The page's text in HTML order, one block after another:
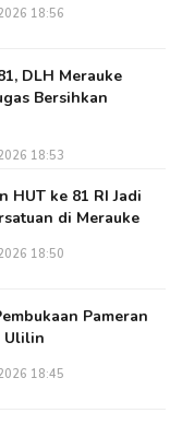
18:56
DLH Merauke
Bersihkan
18:53
HUT ke 81 RI Jadi
di Merauke
18:50
Pameran
Ulilin
18:45